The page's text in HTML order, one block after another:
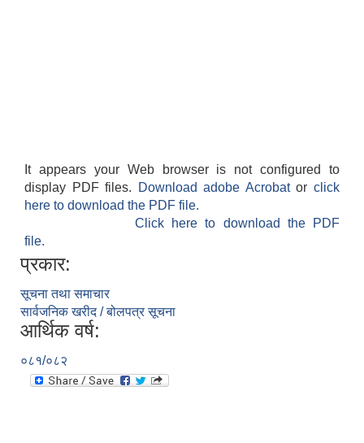
It appears your Web browser is not configured to
display PDF files.
Download adobe Acrobatorclick
here to download the PDF file.
Click here to download the PDF
file.
प्रकार:
सूचना तथा समाचार
सार्वजनिक खरीद / बोलपत्र सूचना
आर्थिक वर्ष:
०८१/०८२